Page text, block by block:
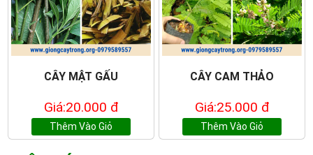
CÂY MẬT GẤU
Giá:20.000 đ
Thêm Vào Giỏ
CÂY CAM THẢO
Giá:25.000 đ
Thêm Vào Giỏ